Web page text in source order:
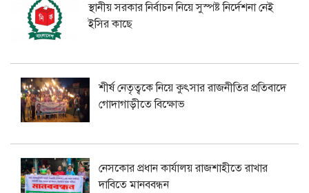
স্থানীয় সরকার নির্বাচন নিয়ে সুস্পষ্ট নির্দেশনা নেই
ইসির কাছে
শীর্ষ নেতৃত্বকে নিয়ে কুৎসার রাজনীতির প্রতিবাদে
গোদাগাড়ীতে বিক্ষোভ
নেসকোর প্রধান কার্যালয় রাজশাহীতে রাখার
দাবিতে মানববন্ধন